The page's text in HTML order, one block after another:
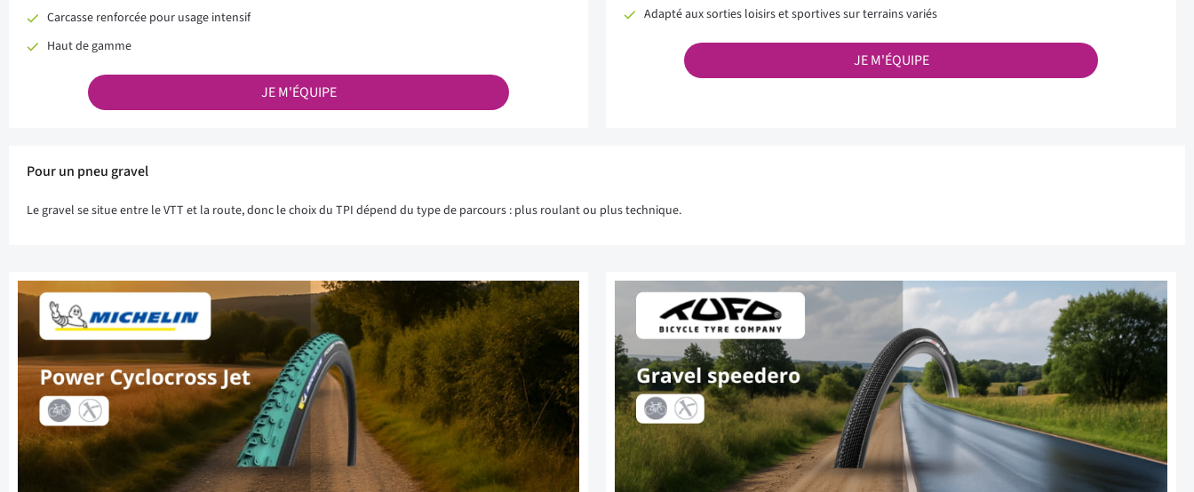
Carcasse renforcée pour usage intensif
Haut de gamme
JE M'ÉQUIPE
Adapté aux sorties loisirs et sportives sur terrains variés
JE M'ÉQUIPE
Pour un pneu gravel
Le gravel se situe entre le VTT et la route, donc le choix du TPI dépend du type de parcours : plus roulant ou plus technique.